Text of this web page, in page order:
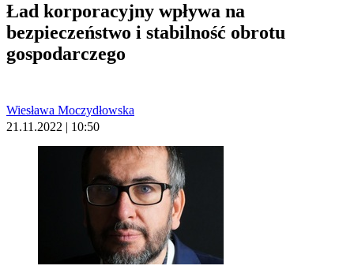
Ład korporacyjny wpływa na
bezpieczeństwo i stabilność obrotu
gospodarczego
Wiesława Moczydłowska
21.11.2022 | 10:50